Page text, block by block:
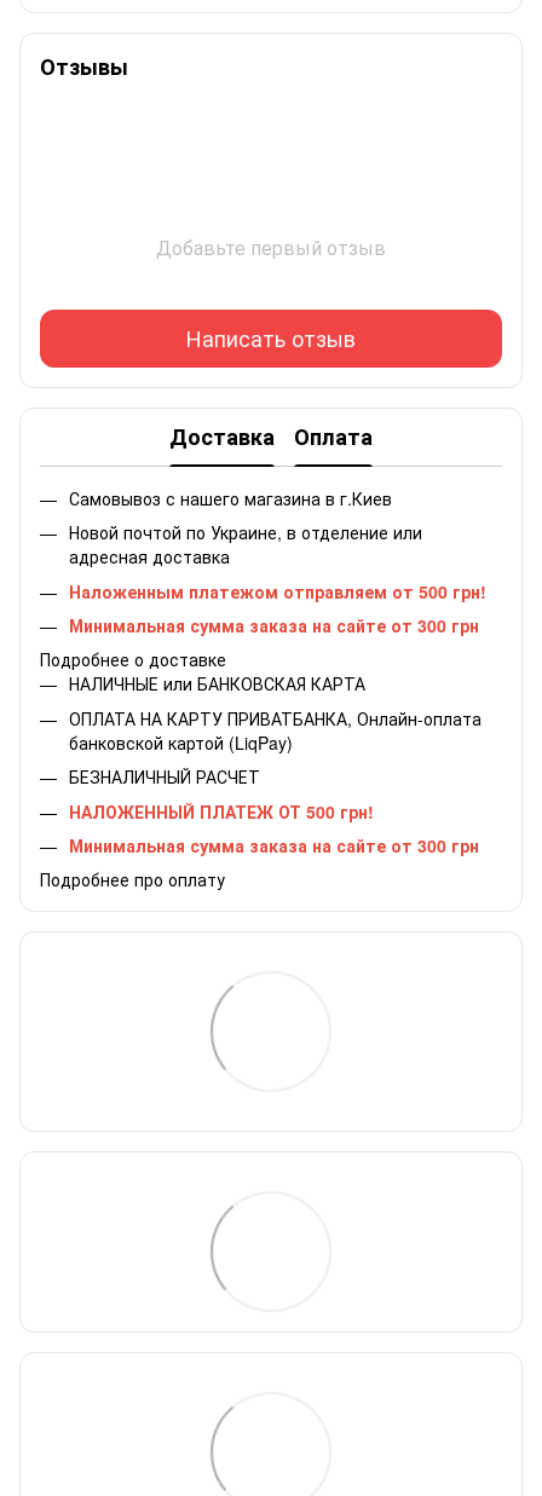
Отзывы
Добавьте первый отзыв
Написать отзыв
Доставка Оплата
Самовывоз с нашего магазина в г.Киев
Новой почтой по Украине, в отделение или
адресная доставка
Наложенным платежом отправляем от 500 грн!
Минимальная сумма заказа на сайте от 300 грн
Подробнее о доставке
НАЛИЧНЫЕ или БАНКОВСКАЯ КАРТА
ОПЛАТА НА КАРТУ ПРИВАТБАНКА, Онлайн-оплата
банковской картой (LiqPay)
БЕЗНАЛИЧНЫЙ РАСЧЕТ
НАЛОЖЕННЫЙ ПЛАТЕЖ ОТ 500 грн!
Минимальная сумма заказа на сайте от 300 грн
Подробнее про оплату